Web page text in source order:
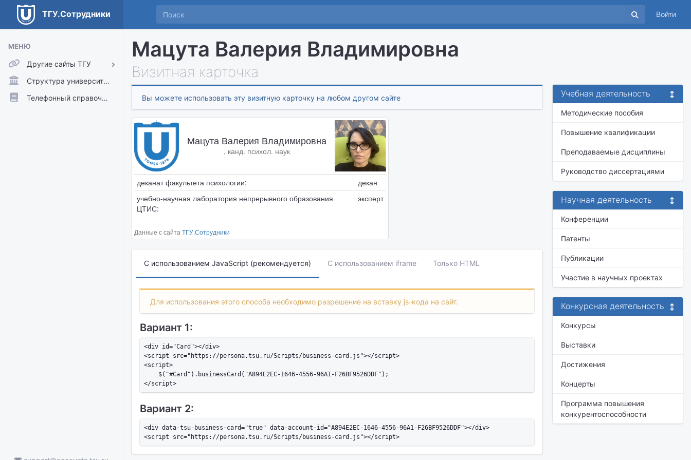
ТГУ.Сотрудники Войти
МЕНЮ
Другие сайты ТГУ
ТГУ.Аккаунты
ТГУ.Расписание
Структура университета
Телефонный справочник
Мацута Валерия Владимировна
Визитная карточка
Вы можете использовать эту визитную карточку на любом другом сайте
Мацута Валерия Владимировна
, канд. психол. наук
деканат факультета психологии:
декан
учебно-научная лаборатория непрерывного образования
ЦТИС:
эксперт
Данные с сайта ТГУ.Сотрудники
С использованием JavaScript (рекомендуется) С использованием iframe Только HTML
Для использования этого способа необходимо разрешение на вставку js-кода на сайт.
Вариант 1:
<div id="Card"></div>
<script src="https://persona.tsu.ru/Scripts/business-card.js"></script>
<script>
    $("#Card").businessCard("A894E2EC-1646-4556-96A1-F26BF9526DDF");
Вариант 2:
<div data-tsu-business-card="true" data-account-id="A894E2EC-1646-4556-96A1-F26BF9526DDF"></div>
Учебная деятельность
Методические пособия
Повышение квалификации
Преподаваемые дисциплины
Руководство диссертациями
Научная деятельность
Конференции
Патенты
Публикации
Участие в научных проектах
Конкурсная деятельность
Конкурсы
Выставки
Достижения
Концерты
Программа повышения
конкурентоспособности